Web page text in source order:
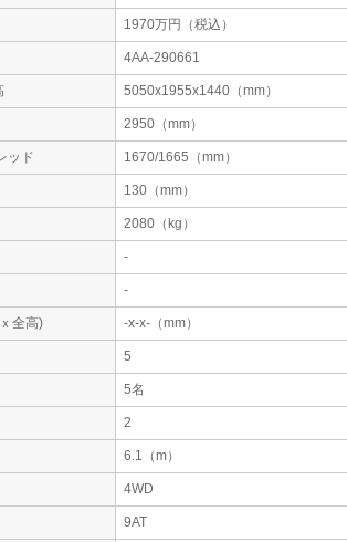
1970万円（税込）
4AA-290661
5050x1955x1440（mm）
2950（mm）
ッド 1670/1665（mm）
130（mm）
2080（kg）
-
-
全高) -x-x-（mm）
5
5名
2
6.1（m）
4WD
9AT